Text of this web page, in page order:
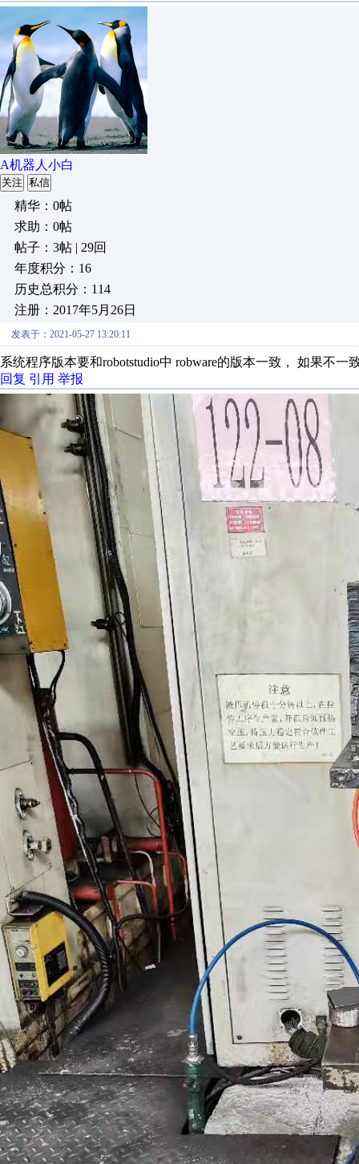
A机器人小白
关注 私信
精华：0帖
求助：0帖
帖子：3帖 | 29回
年度积分：16
历史总积分：114
注册：2017年5月26日
发表于：2021-05-27 13:20:11
系统程序版本要和robotstudio中 robware的版本一致， 如果不一
回复 引用 举报